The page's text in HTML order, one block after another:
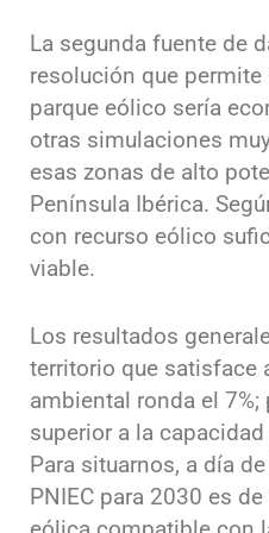
La segunda fuente de
resolución que
parque eólico sería
otras simulaciones
esas zonas de alto
Península Ibérica.
con recurso eólico
viable.
Los resultados
territorio que satisface
ambiental ronda el
superior a la
Para situarnos, a día
PNIEC para 2030 es